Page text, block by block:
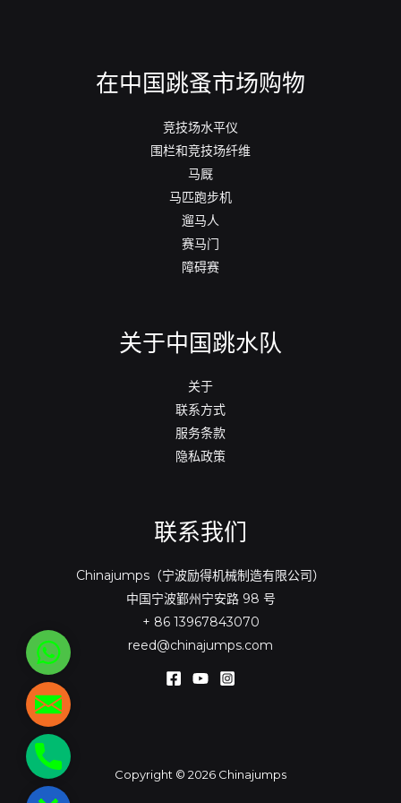
在中国跳蚤市场购物
竞技场水平仪
围栏和竞技场纤维
马厩
马匹跑步机
遛马人
赛马门
障碍赛
关于中国跳水队
关于
联系方式
服务条款
隐私政策
联系我们
Chinajumps（宁波励得机械制造有限公司）
中国宁波鄞州宁安路 98 号
+ 86 13967843070
reed@chinajumps.com
Copyright © 2026 Chinajumps
WhatsApp
reed@chinajumps.com
+86
13967843070